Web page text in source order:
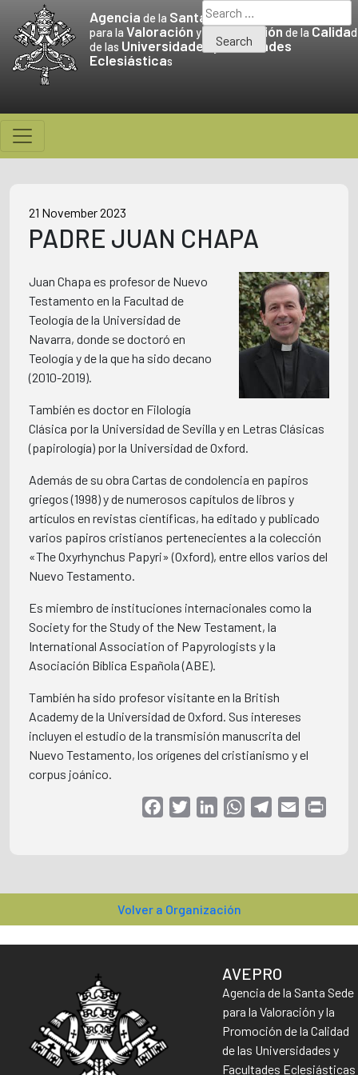
content
Agencia de la Santa Sede
para la Valoración y la Promociónde la Calidad
de las Universidades yFacultades
Eclesiásticas
Search
for:
21 November 2023
PADRE JUAN CHAPA
Juan Chapa es profesor de Nuevo
Testamento en la Facultad de
Teología de la Universidad de
Navarra, donde se doctoró en
Teología y de la que ha sido decano
(2010-2019).
También es doctor en Filología
Clásica por la Universidad de Sevilla y en Letras Clásicas
(papirología) por la Universidad de Oxford.
Además de su obra Cartas de condolencia en papiros
griegos (1998) y de numerosos capítulos de libros y
artículos en revistas científicas, ha editado y publicado
varios papiros cristianos pertenecientes a la colección
«The Oxyrhynchus Papyri» (Oxford), entre ellos varios del
Nuevo Testamento.
Es miembro de instituciones internacionales como la
Society for the Study of the New Testament, la
International Association of Papyrologists y la
Asociación Bíblica Española (ABE).
También ha sido profesor visitante en la British
Academy de la Universidad de Oxford. Sus intereses
incluyen el estudio de la transmisión manuscrita del
Nuevo Testamento, los orígenes del cristianismo y el
corpus joánico.
FacebookTwitterLinkedInWhatsAppTelegram
Email
Volver a Organización
AVEPRO
Agencia de la Santa Sede
para la Valoración y la
Promoción de la Calidad
de las Universidades y
Facultades Eclesiásticas